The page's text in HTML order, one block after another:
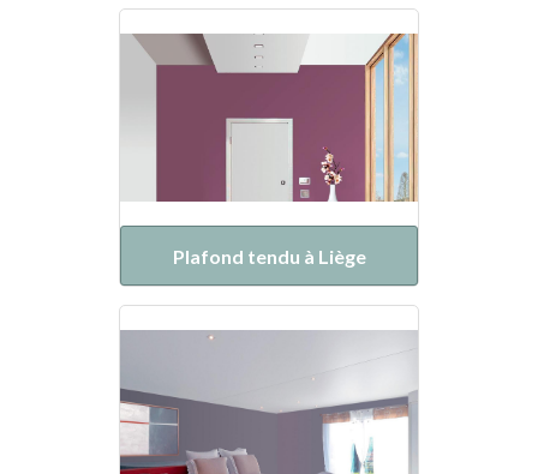
Plafond tendu à Liège